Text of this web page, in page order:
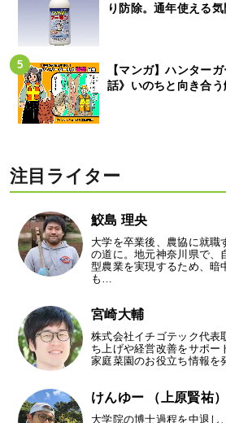
り防除。通年使える気
【マンガ】ハンター
話》いのちと向き合
注目ライター
鮫島 理央
大学を卒業後、農協に就職
の道に。地元神奈川県で、
型農業を実現するため、暗
も…
宮崎大輔
株式会社イチゴテック代表
ち上げや経営改善をサポー
家庭菜園のお役立ち情報
けんゆー （上原賢祐）
大学院の博士過程を中退し